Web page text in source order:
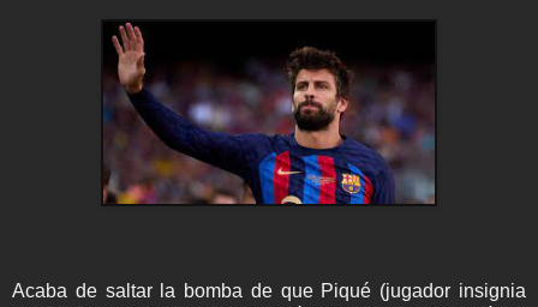
Acaba de saltar la bomba de que Piqué (jugador insignia